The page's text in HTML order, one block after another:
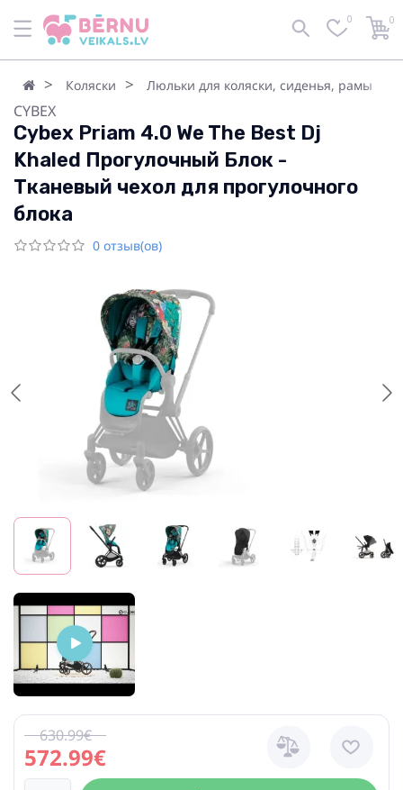
0 0
Коляски Люльки для коляски, сиденья, рамы
CYBEX
Cybex Priam 4.0 We The Best Dj
Khaled Прогулочный Блок -
Тканевый чехол для прогулочного
блока
0 отзыв(ов)
572.99€
630.99€